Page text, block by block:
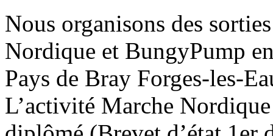
Nous organisons des
Nordique et BungyPump
Pays de Bray Forges-les-
L’activité Marche